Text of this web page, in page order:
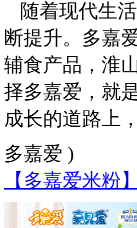
随着现代生
断提升。多嘉
辅食产品，淮
择多嘉爱，就
成长的道路上
多嘉爱 )
【多嘉爱米粉